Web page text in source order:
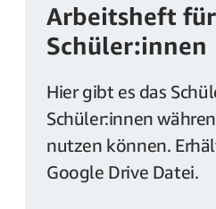
Arbeitsheft für
Schüler:innen
Hier gibt es das
Schüler:innen
nutzen können.
Google Drive Datei.